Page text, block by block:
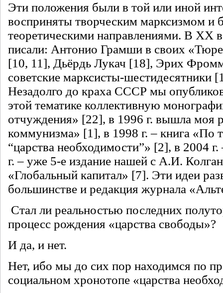
Эти положения были в той или иной
восприняты творческим марксизмом и
теоретическими направлениями. В ХХ
писали: Антонио Грамши в своих
[10, 11], Дьёрдь Лукач [18], Эрих
советские марксисты-шестидесятники
Незадолго до краха СССР мы
этой тематике коллективную
отчуждения» [22], в 1996 г. вышла моя
коммунизма» [1], в 1998 г. – книга «По
“царства необходимости”» [2], в 2004
г. – уже 5-е издание нашей c А.И.
«Глобальный капитал» [7]. Эти идеи
большинстве и редакция журнала
Стал ли реальностью последних
процесс рождения «царства свободы»?
И да, и нет.
Нет, ибо мы до сих пор находимся по
социальном хронотопе «царства